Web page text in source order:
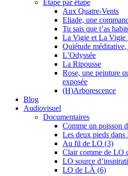
Étape par étape
Aux Quatre-Vents
Eliade, une
Tu sais que t’as
La Vigie et La Vigie
Quiétude
L’Odyssée
La Ripousse
Rose, une peinture
exposée
(H)Arborescence
Blog
Audiovisuel
Documentaires
Comme un poisson
Les deux pieds
Au fil de LO (3)
Clair comme de LO
LO source
LO de LÀ (6)